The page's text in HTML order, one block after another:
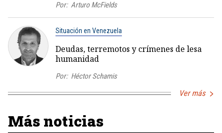
Por: Arturo McFields
Situación en Venezuela
Deudas, terremotos y crímenes de lesa
humanidad
Por: Héctor Schamis
Ver más
Más noticias